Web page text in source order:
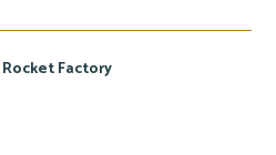
Rocket Factory